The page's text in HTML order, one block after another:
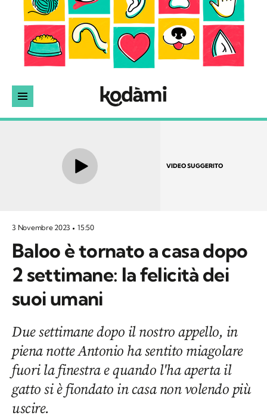
VIDEO SUGGERITO
3 Novembre 2023 15:50
Baloo è tornato a casa dopo
2 settimane: la felicità dei
suoi umani
Due settimane dopo il nostro appello, in
piena notte Antonio ha sentito miagolare
fuori la finestra e quando l'ha aperta il
gatto si è fiondato in casa non volendo più
uscire.